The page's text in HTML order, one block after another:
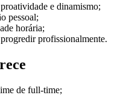
e dinamismo;
pessoal;
horária;
profissionalmente.
de full-time;